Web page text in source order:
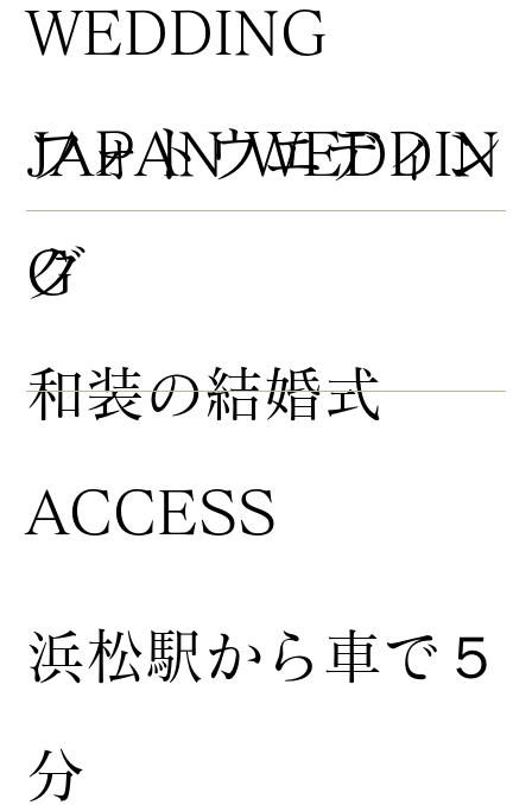
​フォトウエディン
グ
WEDDING
​和装の結婚式
JAPAN WEDDIN
G
浜松駅から車で５
分
ACCESS